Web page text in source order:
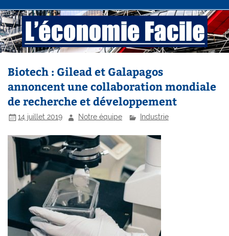
Biotech : Gilead et Galapagos
annoncent une collaboration mondiale
de recherche et développement
14 juillet 2019 Notre équipe Industrie